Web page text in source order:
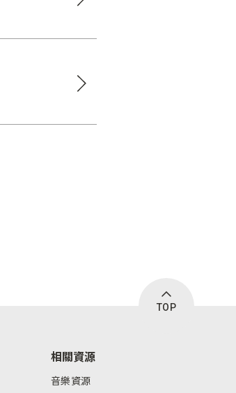
TOP
相關資源
音樂資源